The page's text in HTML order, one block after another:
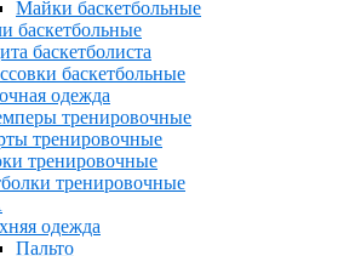
Майки баскетбольные
баскетбольные
баскетболиста
баскетбольные
одежда
тренировочные
тренировочные
тренировочные
тренировочные
одежда
Пальто